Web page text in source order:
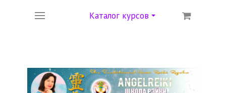
Каталог курсов